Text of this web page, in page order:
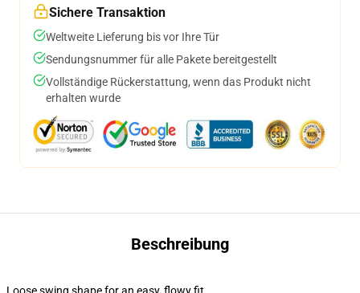
Sichere Transaktion
Weltweite Lieferung bis vor Ihre Tür
Sendungsnummer für alle Pakete bereitgestellt
Vollständige Rückerstattung, wenn das Produkt nicht
erhalten wurde
Beschreibung